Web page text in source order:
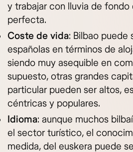
y trabajar con lluvia de
perfecta.
Coste de vida: Bilbao puede
españolas en términos de
siendo muy asequible en
supuesto, otras grandes
particular pueden ser altos,
céntricas y populares.
Idioma: aunque muchos
el sector turístico, el
medida, del euskera puede